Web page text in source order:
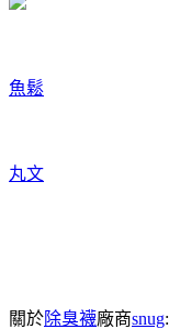
魚鬆
丸文
關於除臭襪廠商snug: